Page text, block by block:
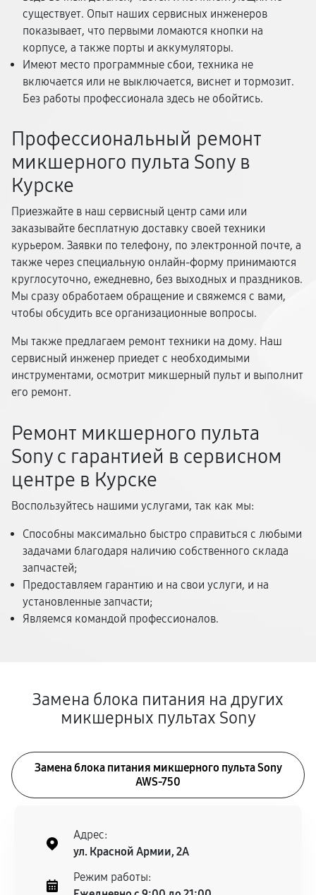
существует. Опыт наших сервисных инженеров
показывает, что первыми ломаются кнопки на
корпусе, а также порты и аккумуляторы.
Имеют место программные сбои, техника не
включается или не выключается, виснет и тормозит.
Без работы профессионала здесь не обойтись.
Профессиональный ремонт
микшерного пульта Sony в
Курске
Приезжайте в наш сервисный центр сами или
заказывайте бесплатную доставку своей техники
курьером. Заявки по телефону, по электронной почте, а
также через специальную онлайн-форму принимаются
круглосуточно, ежедневно, без выходных и праздников.
Мы сразу обработаем обращение и свяжемся с вами,
чтобы обсудить все организационные вопросы.
Мы также предлагаем ремонт техники на дому. Наш
сервисный инженер приедет с необходимыми
инструментами, осмотрит микшерный пульт и выполнит
его ремонт.
Ремонт микшерного пульта
Sony с гарантией в сервисном
центре в Курске
Воспользуйтесь нашими услугами, так как мы:
Способны максимально быстро справиться с любыми
задачами благодаря наличию собственного склада
запчастей;
Предоставляем гарантию и на свои услуги, и на
установленные запчасти;
Являемся командой профессионалов.
Замена блока питания на других
микшерных пультах Sony
Замена блока питания микшерного пульта Sony
AWS-750
Адрес:
ул. Красной Армии, 2А
Режим работы: